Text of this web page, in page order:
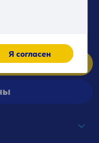
Я согласен